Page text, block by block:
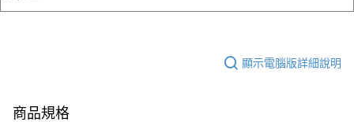
顯示電腦版詳細說明
商品規格